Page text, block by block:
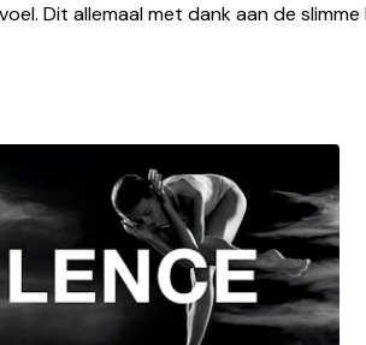
Dit allemaal met dank aan de